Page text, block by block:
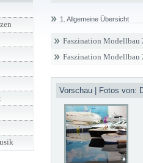
1. Allgemeine Übersicht
Faszination Modellbau
Faszination Modellbau
Vorschau | Fotos von: